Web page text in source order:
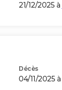
21/12/2025 à
Décès
04/11/2025 à